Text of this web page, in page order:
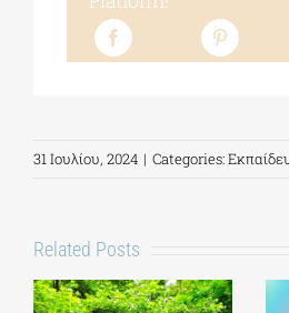
31 Ιουλίου, 2024 | Categories:
Related Posts